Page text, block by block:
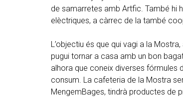
de samarretes amb Artfic. També hi
elèctriques, a càrrec de la també
L’objectiu és que qui vagi a la
pugui tornar a casa amb un bon
alhora que coneix diverses fórmules
consum. La cafeteria de la Mostra
MengemBages, tindrà productes de